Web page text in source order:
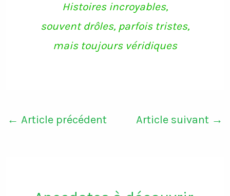
Histoires incroyables,
souvent drôles, parfois tristes,
mais toujours véridiques
← Article précédent Article suivant →